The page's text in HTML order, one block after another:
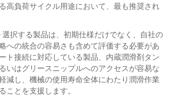
高負荷サイクル用途において、最も推奨され
選択する製品は、初期仕様だけでなく、自社の
への統合の容易さも含めて評価する必要があ
ト接続に対応している製品、内蔵潤滑剤タン
いはグリースニップルへのアクセスが容易な
減し、機械の使用寿命全体にわたり潤滑作業
ことを支援します。